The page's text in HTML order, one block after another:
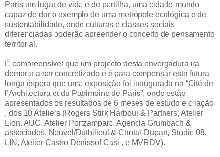
Paris um lugar de vida e de partilha, uma cidade-mundo
capaz de dar o exemplo de uma metrópole ecológica e de
sustentabilidade, onde culturas e classes sociais
diferenciadas poderão apreender o conceito de pensamento
territorial.
É compreensível que um projecto desta envergadura ira
demorar a ser concretizado e é para compensar esta futura
longa espera que uma exposição foi inaugurada na “Cité de
l’Architectura et du Patrimoine de Paris”, onde estão
apresentados os resultados de 6 meses de estudo e criação
, dos 10 Ateliers (Rogers Stirk Harbour & Partners, Atelier
Lion, AUC, Atelier Portzamparc, Agencia Grumbach &
associados, Nouvel/Duthilleul & Cantal-Dupart, Studio 08,
LIN, Atelier Castro Denissof Casi , e MVRDV).